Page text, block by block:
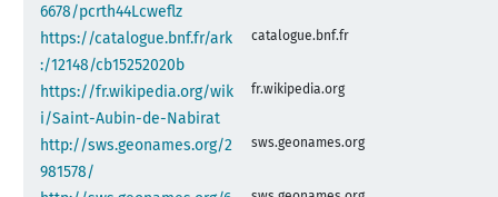
6678/pcrth44Lcweflz
https://catalogue.bnf.fr/ark
:/12148/cb15252020b
catalogue.bnf.fr
https://fr.wikipedia.org/wik
i/Saint-Aubin-de-Nabirat
fr.wikipedia.org
http://sws.geonames.org/2
981578/
sws.geonames.org